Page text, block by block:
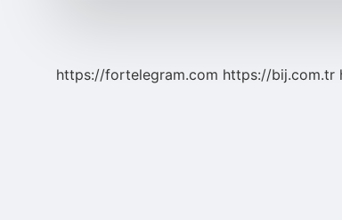
Alır
https://fortelegram.com https://bij.com.tr